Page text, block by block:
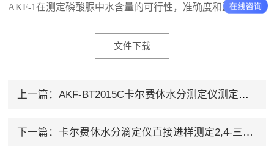
AKF-1在测定磷酸脲中水含量的可行性，准确度和重复性。
文件下载
上一篇： AKF-BT2015C卡尔费休水分测定仪测定锰粉中的水分含量
下一篇： 卡尔费休水分滴定仪直接进样测定2,4-三氮唑中的水分